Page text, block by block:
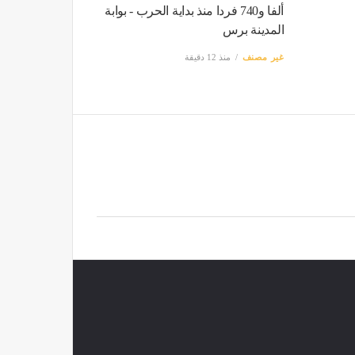
ألفا و740 فردا منذ بداية الحرب - بوابة
المدينة برس
غير مصنف منذ 12 دقيقة